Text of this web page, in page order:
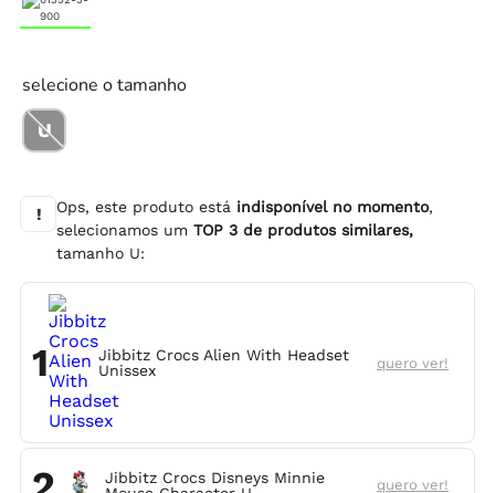
selecione o tamanho
U
! Ops, este produto está indisponível no momento,
selecionamos um TOP 3de produtos similares,
tamanho U:
1
Jibbitz Crocs Alien With Headset
Unissex
quero ver!
Jibbitz Crocs Disneys Minnie
quero ver!